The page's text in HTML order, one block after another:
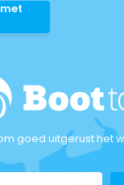
goed uitgerust het